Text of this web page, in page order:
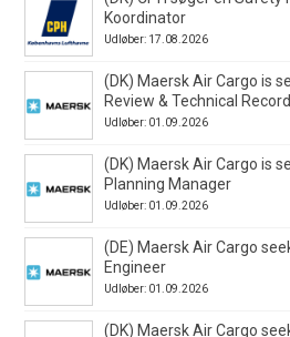
Koordinator
Udløber: 17.08.2026
(DK) Maersk Air Cargo is
Review & Technical
Udløber: 01.09.2026
(DK) Maersk Air Cargo is
Planning Manager
Udløber: 01.09.2026
(DE) Maersk Air Cargo
Engineer
Udløber: 01.09.2026
(DK) Maersk Air Cargo